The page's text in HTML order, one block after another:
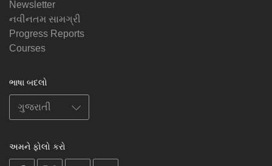
Newsletter
નવીનતમ સામગ્રી
Progress Reports
Courses
ભાષા બદલો
અમને ફોલો કરો
on